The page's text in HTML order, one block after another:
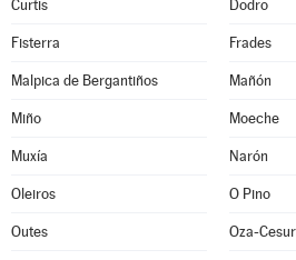
Curtis Dodro
Fisterra Frades
Malpica de Bergantiños Mañón
Miño Moeche
Muxía Narón
Oleiros O Pino
Outes Oza-